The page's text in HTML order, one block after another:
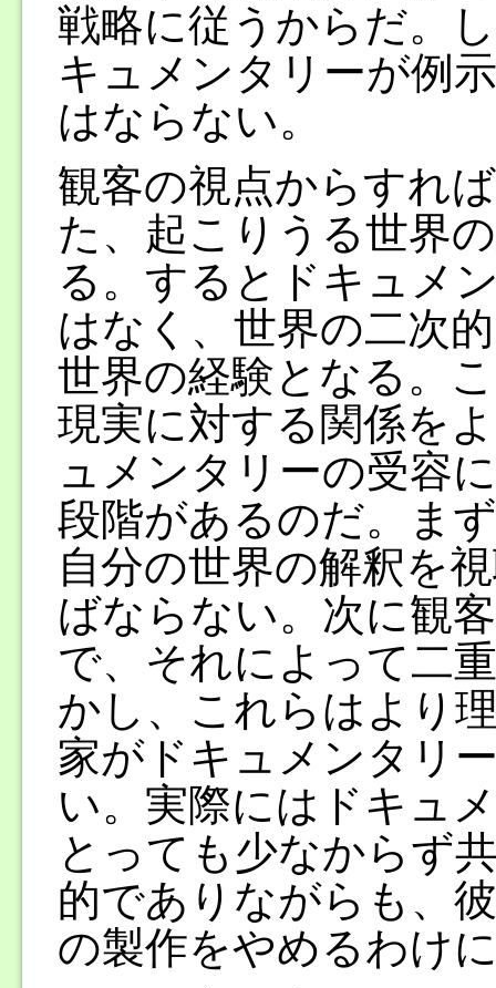
戦略に従うからだ。
キュメンタリーが例
はならない。
観客の視点からすれ
た、起こりうる世界
る。するとドキュメ
はなく、世界の二次
世界の経験となる。
現実に対する関係を
ュメンタリーの受容
段階があるのだ。ま
自分の世界の解釈を
ばならない。次に観
で、それによって二
かし、これらはより
家がドキュメンタリ
い。実際にはドキュ
とっても少なからず
的でありながらも、
の製作をやめるわけ